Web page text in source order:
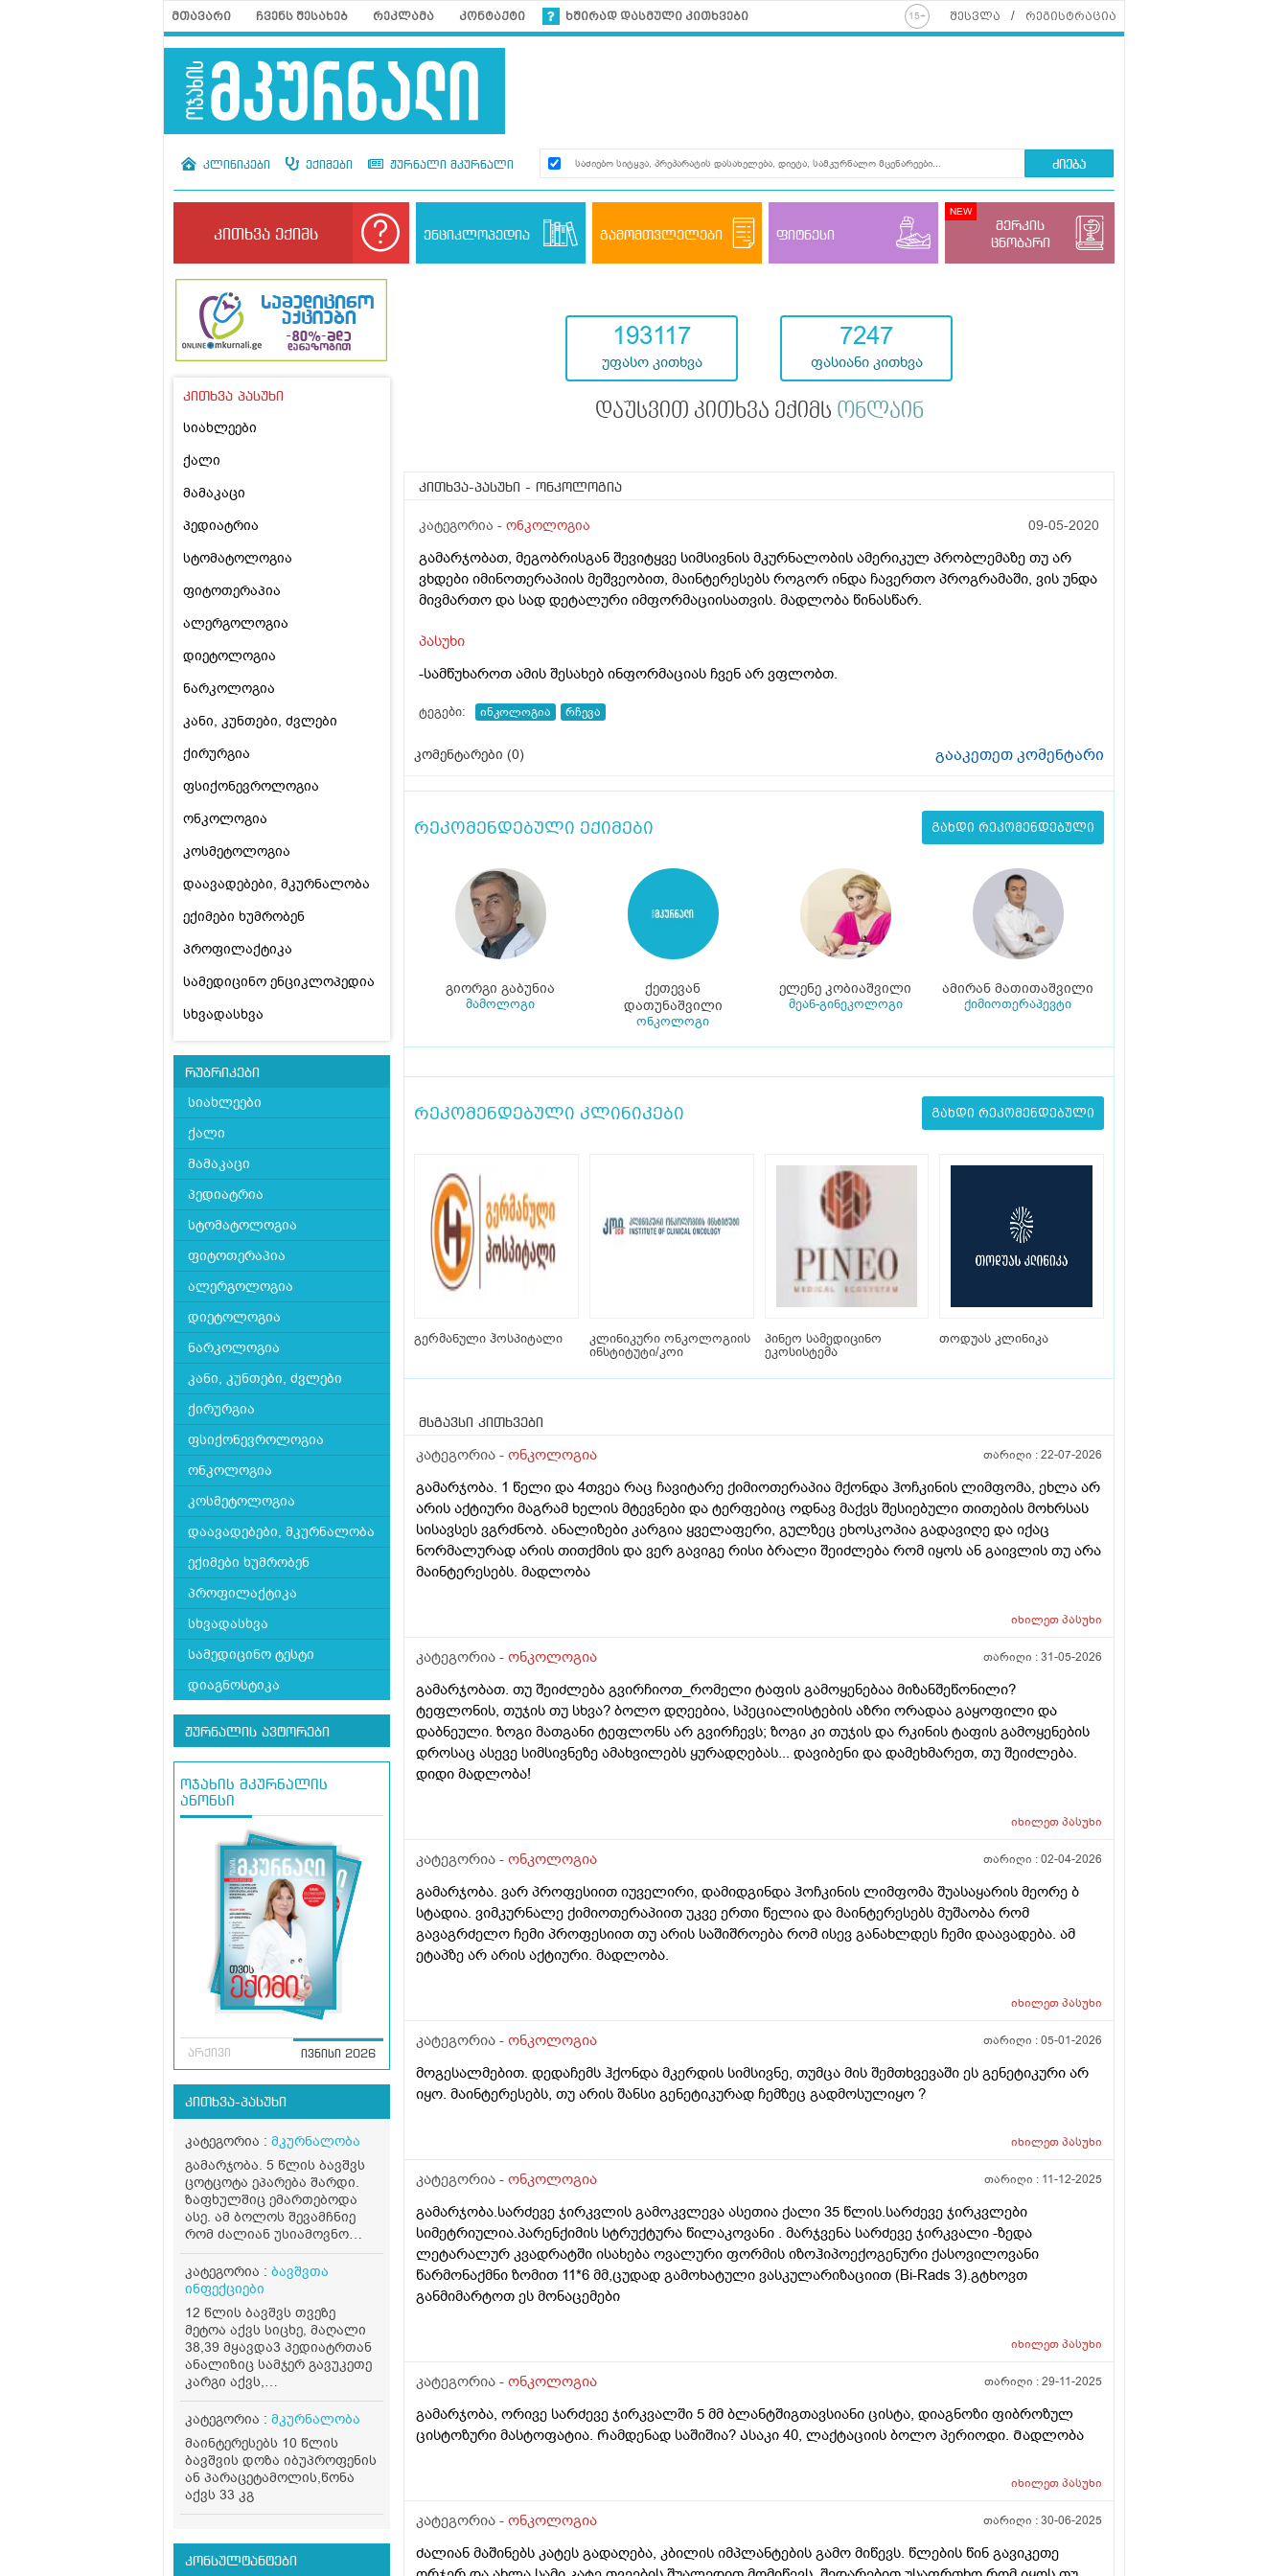
მთავარი ჩვენს შესახებ რეკლამა კონტაქტი ხშირად დასმული კითხვები შესვლა რეგისტრაცია
კლინიკები ექიმები ჟურნალი მკურნალი ძიება
კითხვა ექიმს ენციკლოპედია გამომთვლელები ფიტნესი
მერკის
ცნობარი
კითხვა პასუხი
სიახლეები
ქალი
მამაკაცი
პედიატრია
სტომატოლოგია
ფიტოთერაპია
ალერგოლოგია
დიეტოლოგია
ნარკოლოგია
კანი, კუნთები, ძვლები
ქირურგია
ფსიქონევროლოგია
ონკოლოგია
კოსმეტოლოგია
დაავადებები, მკურნალობა
ექიმები ხუმრობენ
პროფილაქტიკა
სამედიცინო ენციკლოპედია
სხვადასხვა
რუბრიკები
სიახლეები
ქალი
მამაკაცი
პედიატრია
სტომატოლოგია
ფიტოთერაპია
ალერგოლოგია
დიეტოლოგია
ნარკოლოგია
კანი, კუნთები, ძვლები
ქირურგია
ფსიქონევროლოგია
ონკოლოგია
კოსმეტოლოგია
დაავადებები, მკურნალობა
ექიმები ხუმრობენ
პროფილაქტიკა
სხვადასხვა
სამედიცინო ტესტი
დიაგნოსტიკა
ჟურნალის ავტორები
ოჯახის მკურნალის
ანონსი
არქივი ივნისი 2026
კითხვა-პასუხი
კატეგორია : მკურნალობა
გამარჯობა. 5 წლის ბავშვს
ცოტცოტა ეპარება შარდი.
ზაფხულშიც ემართებოდა
ასე. ამ ბოლოს შევამჩნიე
რომ ძალიან უსიამოვნო
სუნი აქვს. დაბანიდან
უახლოეს პერიოდშიც კი
ასეთი სუნი უდის ტრუსზე.
იყოს?
კატეგორია : ბავშვთა
ინფექციები
12 წლის ბავშვს თვეზე
მეტოა აქვს სიცხე, მაღალი
38,39 მყავდა3 პედიატრთან
ანალიზიც სამჯერ გავუკეთე
კარგი აქვს,
მონონუკლეოზიც არ
დაუდასტურდა, 7 დღიანი
დაუკლო რამდენიმე დღე არ
ქონდა, მერე ისევ ხან აქვს
ხან არა, თავი სტკივა
მარტო, გარედან ცხელი არ
არის პირიქით ცივია ფეხს
ვითომ ფსიქოგენური
ცხელება, დღესაც 38 ქონდა.
კატეგორია : მკურნალობა
მაინტერესებს 10 წლის
ბავშვის დოზა იბუპროფენის
ან პარაცეტამოლის,წონა
აქვს 33 კგ
კონსულტანტები
193117
უფასო კითხვა
7247
ფასიანი კითხვა
დაუსვით კითხვა ექიმს ონლაინ
კითხვა-პასუხი - ონკოლოგია
კატეგორია - ონკოლოგია 09-05-2020
გამარჯობათ, მეგობრისგან შევიტყვე სიმსივნის მკურნალობის ამერიკულ პრობლემაზე თუ არ
ვხდები იმინოთერაპიის მეშვეობით, მაინტერესებს როგორ ინდა ჩავერთო პროგრამაში, ვის უნდა
მივმართო და სად დეტალური იმფორმაციისათვის. მადლობა წინასწარ.
პასუხი
-სამწუხაროთ ამის შესახებ ინფორმაციას ჩვენ არ ვფლობთ.
ტეგები: ინკოლოგია რჩევა
კომენტარები (0) გააკეთეთ კომენტარი
რეკომენდებული ექიმები გახდი რეკომენდებული
გიორგი გაბუნია
მამოლოგი
ქეთევან
დათუნაშვილი
ონკოლოგი
ელენე კობიაშვილი
მეან-გინეკოლოგი
ამირან მათითაშვილი
ქიმიოთერაპევტი
რეკომენდებული კლინიკები გახდი რეკომენდებული
გერმანული ჰოსპიტალი
კლინიკური ონკოლოგიის
ინსტიტუტი/კოი
პინეო სამედიცინო
ეკოსისტემა
თოდუას კლინიკა
მსგავსი კითხვები
კატეგორია - ონკოლოგია თარიღი :22-07-2026
გამარჯობა. 1 წელი და 4თვეა რაც ჩავიტარე ქიმიოთერაპია მქონდა ჰოჩკინის ლიმფომა, ეხლა არ
არის აქტიური მაგრამ ხელის მტევნები და ტერფებიც ოდნავ მაქვს შესიებული თითების მოხრსას
სისავსეს ვგრძნობ. ანალიზები კარგია ყველაფერი, გულზეც ეხოსკოპია გადავიღე და იქაც
ნორმალურად არის თითქმის და ვერ გავიგე რისი ბრალი შეიძლება რომ იყოს ან გაივლის თუ არა
მაინტერესებს. მადლობა
იხილეთპასუხი
კატეგორია - ონკოლოგია თარიღი :31-05-2026
გამარჯობათ. თუ შეიძლება გვირჩიოთ_რომელი ტაფის გამოყენებაა მიზანშეწონილი?
ტეფლონის, თუჯის თუ სხვა? ბოლო დღეებია, სპეციალისტების აზრი ორადაა გაყოფილი და
დაბნეული. ზოგი მათგანი ტეფლონს არ გვირჩევს; ზოგი კი თუჯის და რკინის ტაფის გამოყენების
დროსაც ასევე სიმსივნეზე ამახვილებს ყურადღებას... დავიბენი და დამეხმარეთ, თუ შეიძლება.
დიდი მადლობა!
იხილეთპასუხი
კატეგორია - ონკოლოგია თარიღი :02-04-2026
გამარჯობა. ვარ პროფესიით იუველირი, დამიდგინდა ჰოჩკინის ლიმფომა შუასაყარის მეორე ბ
სტადია. ვიმკურნალე ქიმიოთერაპიით უკვე ერთი წელია და მაინტერესებს მუშაობა რომ
გავაგრძელო ჩემი პროფესიით თუ არის საშიშროება რომ ისევ განახლდეს ჩემი დაავადება. ამ
ეტაპზე არ არის აქტიური. მადლობა.
იხილეთპასუხი
კატეგორია - ონკოლოგია თარიღი :05-01-2026
მოგესალმებით. დედაჩემს ჰქონდა მკერდის სიმსივნე, თუმცა მის შემთხვევაში ეს გენეტიკური არ
იყო. მაინტერესებს, თუ არის შანსი გენეტიკურად ჩემზეც გადმოსულიყო ?
იხილეთპასუხი
კატეგორია - ონკოლოგია თარიღი : 11-12-2025
გამარჯობა.სარძევე ჯირკვლის გამოკვლევა ასეთია ქალი 35 წლის.სარძევე ჯირკვლები
სიმეტრიულია.პარენქიმის სტრუქტურა წილაკოვანი . მარჯვენა სარძევე ჯირკვალი -ზედა
ლეტარალურ კვადრატში ისახება ოვალური ფორმის იზოჰიპოექოგენური ქასოვილოვანი
წარმონაქმნი ზომით 11*6 მმ,ცუდად გამოხატული ვასკულარიზაციით (Bi-Rads 3).გტხოვთ
განმიმარტოთ ეს მონაცემები
იხილეთპასუხი
კატეგორია - ონკოლოგია თარიღი :29-11-2025
გამარჯობა, ორივე სარძევე ჯირკვალში 5 მმ ბლანტშიგთავსიანი ცისტა, დიაგნოზი ფიბროზულ
ცისტოზური მასტოფატია. Რამდენად საშიშია? Ასაკი 40, ლაქტაციის ბოლო პერიოდი. Მადლობა
იხილეთპასუხი
კატეგორია - ონკოლოგია თარიღი :30-06-2025
ძალიან მაშინებს კატეს გადაღება, კბილის იმპლანტების გამო მიწევს. წლების წინ გავიკეთე